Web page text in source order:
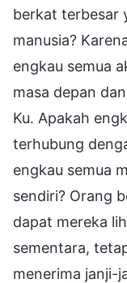
berkat terbesar
manusia?
engkau semua
masa depan
Ku. Apakah
terhubung
engkau semua
sendiri? Orang
dapat mereka
sementara,
menerima janji-